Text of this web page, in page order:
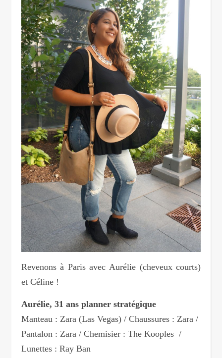
Revenons à Paris avec Aurélie (cheveux courts)
et Céline !
Aurélie, 31 ans planner stratégique
Manteau : Zara (Las Vegas) / Chaussures : Zara /
Pantalon : Zara / Chemisier : The Kooples /
Lunettes : Ray Ban